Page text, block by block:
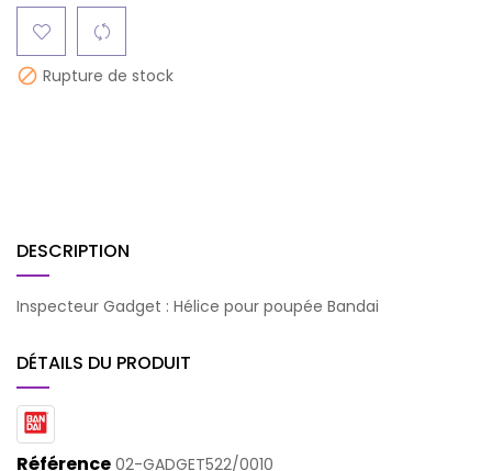
 Rupture de stock
DESCRIPTION
Inspecteur Gadget : Hélice pour poupée Bandai
DÉTAILS DU PRODUIT
Référence 02-GADGET522/0010